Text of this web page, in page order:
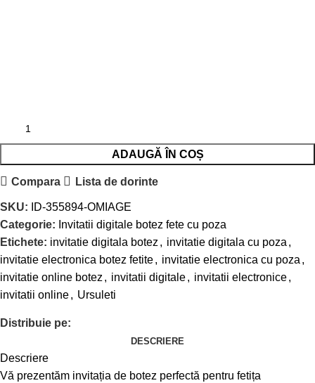
ADAUGĂ ÎN COȘ
Compara Lista de dorinte
SKU:
ID-355894-OMIAGE
Categorie: Invitatii digitale botez fete cu poza
Etichete: invitatie digitala botez , invitatie digitala cu poza ,
invitatie electronica botez fetite, invitatie electronica cu poza ,
invitatie online botez , invitatii digitale, invitatii electronice,
invitatii online, Ursuleti
Distribuie pe:
DESCRIERE
Descriere
Vă prezentăm invitația de botez perfectă pentru fetița